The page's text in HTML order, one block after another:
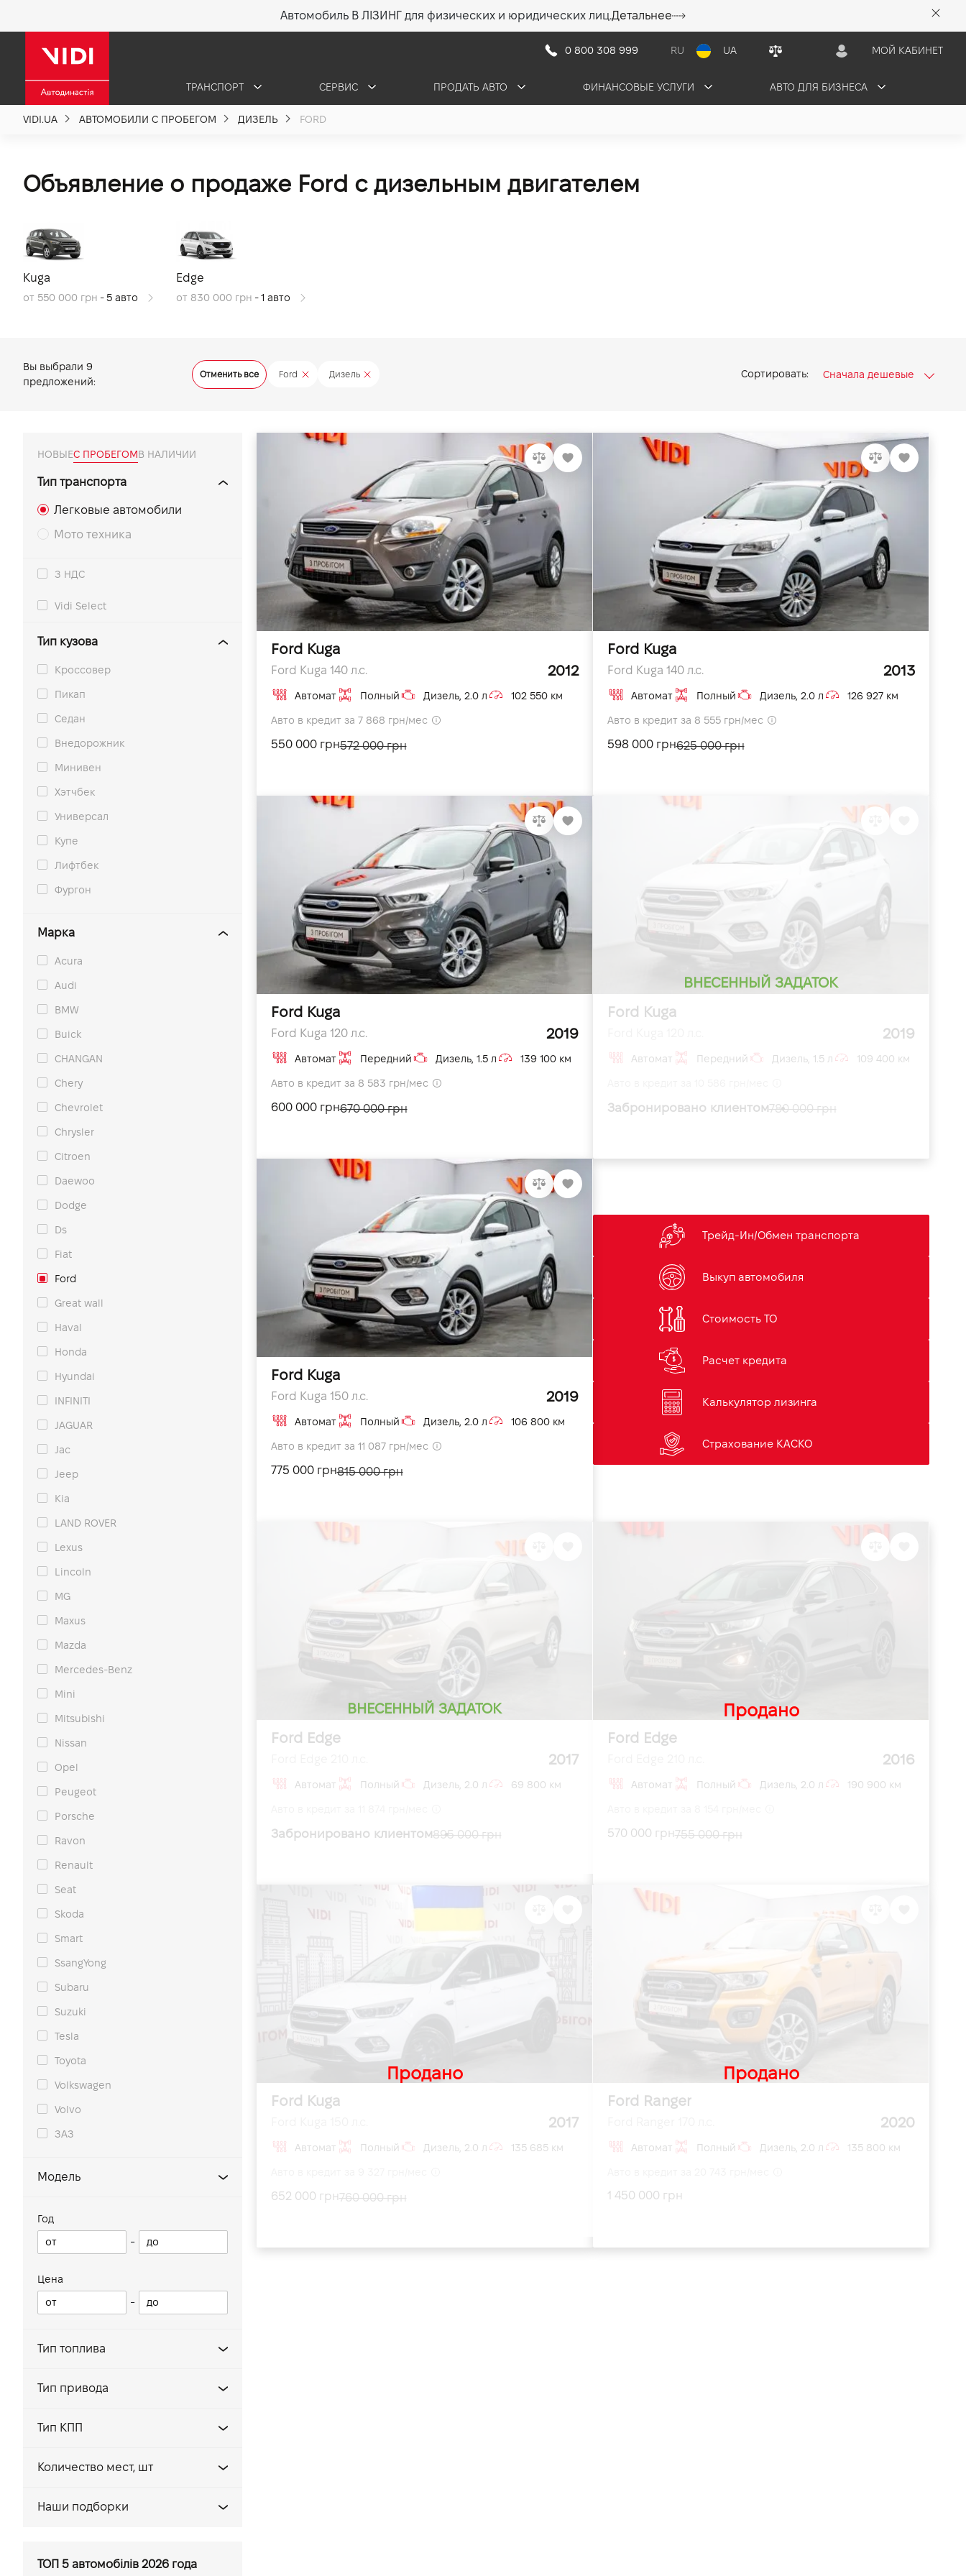
Автомобиль В ЛІЗИНГ для физических и юридических лиц.Детальнее
0 800 308 999 RU UA МОЙ КАБИНЕТ
ТРАНСПОРТ СЕРВИС ПРОДАТЬ АВТО ФИНАНСОВЫЕ УСЛУГИ АВТО ДЛЯ БИЗНЕСА
VIDI.UA АВТОМОБИЛИ С ПРОБЕГОМ ДИЗЕЛЬ FORD
Объявление о продаже Ford с дизельным двигателем
Kuga
от 550 000 грн - 5 авто
Edge
от 830 000 грн - 1 авто
Вы выбрали 9
предложений:
Отменить все Ford Дизель Сортировать: Сначала дешевые
НОВЫЕС ПРОБЕГОМВ НАЛИЧИИ
Тип транспорта
Легковые автомобили
Мото техника
З НДС
Vidi Select
Тип кузова
Кроссовер
Пикап
Седан
Внедорожник
Минивен
Хэтчбек
Универсал
Купе
Лифтбек
Фургон
Марка
Acura
Audi
BMW
Buick
CHANGAN
Chery
Chevrolet
Chrysler
Citroen
Daewoo
Dodge
Ds
Fiat
Ford
Great wall
Haval
Honda
Hyundai
INFINITI
JAGUAR
Jac
Jeep
Kia
LAND ROVER
Lexus
Lincoln
MG
Maxus
Mazda
Mercedes-Benz
Mini
Mitsubishi
Nissan
Opel
Peugeot
Porsche
Ravon
Renault
Seat
Skoda
Smart
SsangYong
Subaru
Suzuki
Tesla
Toyota
Volkswagen
Volvo
ЗАЗ
Модель
Ecosport
Fiesta
Focus
Mondeo
Edge
Transit Custom
Explorer
Fusion
Год
-
Цена
-
Тип топлива
Гибрид
Тип привода
Полный
Тип КПП
Количество мест, шт
6
Наши подборки
Семейные автомобили
ТОП 5 автомобілів 2026 года
Ford Kuga
Ford Kuga 140 л.с. 2012
Автомат Полный Дизель, 2.0 л 102 550 км
Авто в кредит за 7 868 грн/мес
550 000 грн572 000 грн
Ford Kuga
Ford Kuga 140 л.с. 2013
Автомат Полный Дизель, 2.0 л 126 927 км
Авто в кредит за 8 555 грн/мес
598 000 грн625 000 грн
Ford Kuga
Ford Kuga 120 л.с. 2019
Автомат Передний Дизель, 1.5 л 139 100 км
Авто в кредит за 8 583 грн/мес
600 000 грн670 000 грн
ВНЕСЕННЫЙ ЗАДАТОК
Ford Kuga
2019
Автомат Передний Дизель, 1.5 л 109 400 км
Забронировано клиентом780 000 грн
Ford Kuga
Ford Kuga 150 л.с. 2019
Автомат Полный Дизель, 2.0 л 106 800 км
Авто в кредит за 11 087 грн/мес
775 000 грн815 000 грн
Трейд-Ин/Обмен транспорта
Выкуп автомобиля
Стоимость ТО
Расчет кредита
Калькулятор лизинга
Страхование КАСКО
ВНЕСЕННЫЙ ЗАДАТОК
Ford Edge
2017
Автомат Полный Дизель, 2.0 л 69 800 км
Забронировано клиентом895 000 грн
Ford Edge
2016
Продано
Автомат Полный Дизель, 2.0 л 190 900 км
570 000 грн755 000 грн
Ford Kuga
2017
Продано
Автомат Полный Дизель, 2.0 л 135 685 км
652 000 грн760 000 грн
Ford Ranger
2020
Продано
Автомат Полный Дизель, 2.0 л 135 800 км
1 450 000 грн
О компании
Новости
Политика качества
Контакты